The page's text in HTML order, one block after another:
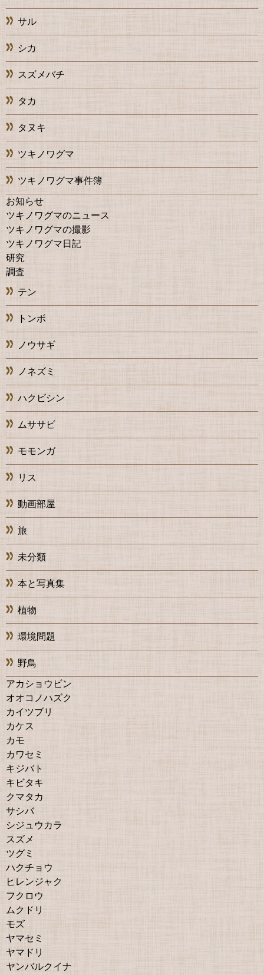
サル
シカ
スズメバチ
タカ
タヌキ
ツキノワグマ
ツキノワグマ事件簿
お知らせ
ツキノワグマのニュース
ツキノワグマの撮影
ツキノワグマ日記
研究
調査
テン
トンボ
ノウサギ
ノネズミ
ハクビシン
ムササビ
モモンガ
リス
動画部屋
旅
未分類
本と写真集
植物
環境問題
野鳥
アカショウビン
オオコノハズク
カイツブリ
カケス
カモ
カワセミ
キジバト
キビタキ
クマタカ
サシバ
シジュウカラ
スズメ
ツグミ
ハクチョウ
ヒレンジャク
フクロウ
ムクドリ
モズ
ヤマセミ
ヤマドリ
ヤンバルクイナ